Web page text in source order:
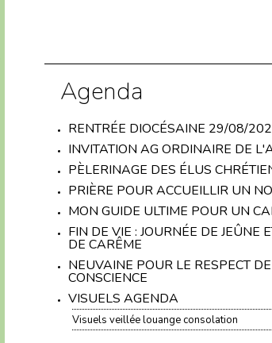
Agenda
RENTRÉE DIOCÉSAINE 29/08/
INVITATION AG ORDINAIRE DE
PÈLERINAGE DES ÉLUS
PRIÈRE POUR ACCUEILLIR UN
MON GUIDE ULTIME POUR UN
FIN DE VIE : JOURNÉE DE JEÛNE
DE CARÊME
NEUVAINE POUR LE RESPECT
CONSCIENCE
VISUELS AGENDA
Visuels veillée louange consolation